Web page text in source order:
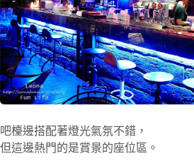
吧檯邊搭配著燈光氣氛不錯，
但這邊熱門的是賞景的座位區。